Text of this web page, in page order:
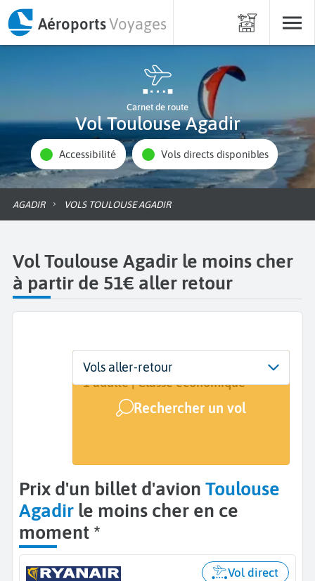
AéroportsVoyages
Carnet de route
Vol Toulouse Agadir
Accessibilité Vols directs disponibles
AGADIR VOLS TOULOUSE AGADIR
Vol Toulouse Agadir le moins cher
à partir de 51€ aller retour
Départ
Toulouse (TLS)
Dates
5 oct. - 19 oct.
Voyageurs | Classe
1 adulte | Classe économique
Rechercher un vol
Vols aller-retour
Prix d'un billet d'avion Toulouse
Agadir le moins cher en ce
moment *
Vol direct